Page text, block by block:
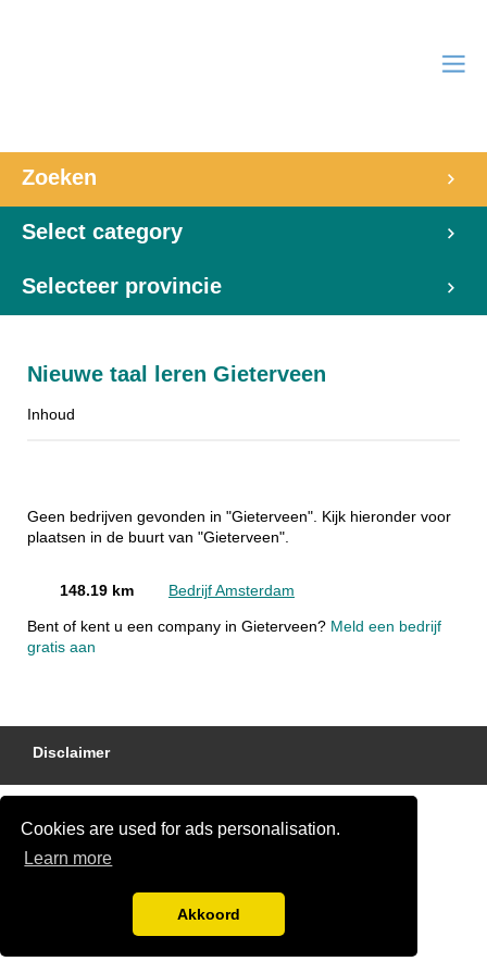
Cookies are used for ads personalisation.
Learn more
Akkoord
Zoeken
Select category
Selecteer provincie
Nieuwe taal leren Gieterveen
Inhoud
Geen bedrijven gevonden in "Gieterveen". Kijk hieronder voor
plaatsen in de buurt van "Gieterveen".
148.19 km Bedrijf Amsterdam
Bent of kent u een company in Gieterveen? Meld een bedrijf
gratis aan
Disclaimer